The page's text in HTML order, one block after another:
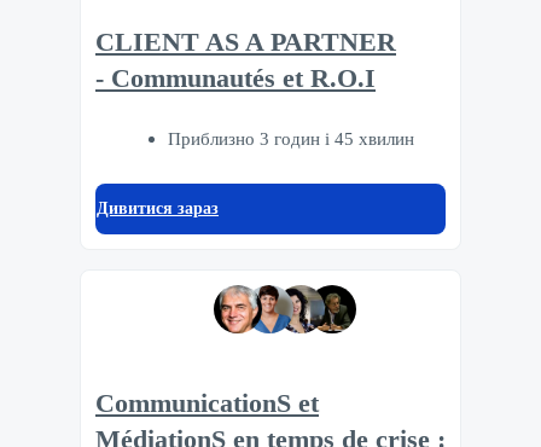
CLIENT AS A PARTNER
- Communautés et R.O.I
Приблизно 3 годин і 45 хвилин
Дивитися зараз
CommunicationS et
MédiationS en temps de crise :